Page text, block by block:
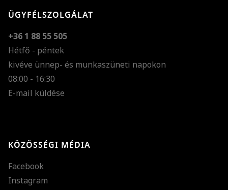
ÜGYFÉLSZOLGÁLAT
+36 1 88 55 505
Hétfő - péntek
kivéve ünnep- és munkaszüneti napokon
08:00 - 16:30
E-mail küldése
KÖZÖSSÉGI MÉDIA
Facebook
Instagram